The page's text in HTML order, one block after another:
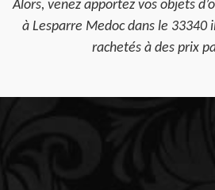
Alors, venez apportez vos objets
à Lesparre Medoc dans le 33340
rachetés à des prix